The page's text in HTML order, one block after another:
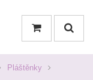
Pláštěnky